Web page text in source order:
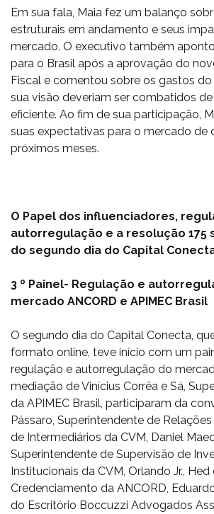
Em sua fala, Maia fez um balanço
estruturais em andamento e seus
mercado. O executivo também
para o Brasil após a aprovação do
Fiscal e comentou sobre os gastos do
sua visão deveriam ser combatidos
eficiente. Ao fim de sua participação,
suas expectativas para o mercado de
próximos meses.
O Papel dos influenciadores,
autorregulação e a resolução 175
do segundo dia do Capital
3 º Painel- Regulação e
mercado ANCORD e APIMEC Brasil
O segundo dia do Capital Conecta,
formato online, teve início com um
regulação e autorregulação do
mediação de Vinícius Corrêa e Sá,
da APIMEC Brasil, participaram da
Pássaro, Superintendente de
de Intermediários da CVM, Daniel
Superintendente de Supervisão de
Institucionais da CVM, Orlando Jr.,
Credenciamento da ANCORD,
do Escritório Boccuzzi Advogados